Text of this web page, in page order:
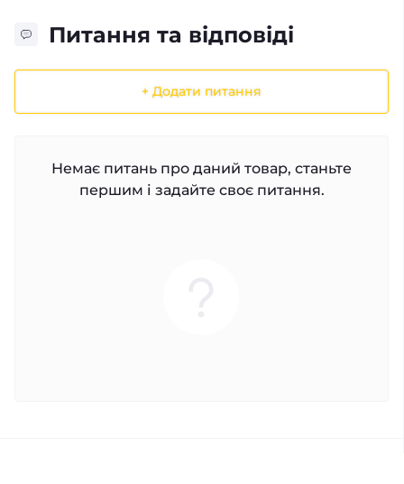
Питання та відповіді
+ Додати питання
Немає питань про даний товар, станьте
першим і задайте своє питання.